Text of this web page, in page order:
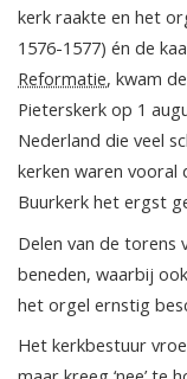
kerk raakte en het
1576-1577) én de
Reformatie, kwam
Pieterskerk op 1
Nederland die veel
kerken waren vooral
Buurkerk het ergst
Delen van de torens
beneden, waarbij
het orgel ernstig
Het kerkbestuur